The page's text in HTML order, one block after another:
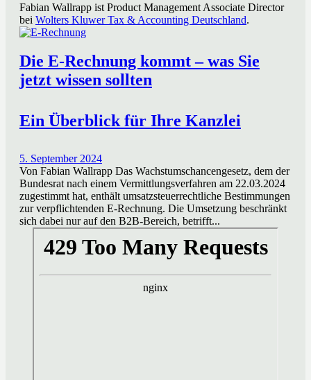
Fabian Wallrapp ist Product Management Associate Director
bei Wolters Kluwer Tax & Accounting Deutschland.
Die E-Rechnung kommt – was Sie
jetzt wissen sollten
Ein Überblick für Ihre Kanzlei
5. September 2024
Von Fabian Wallrapp Das Wachstumschancengesetz, dem der
Bundesrat nach einem Vermittlungsverfahren am 22.03.2024
zugestimmt hat, enthält umsatzsteuerrechtliche Bestimmungen
zur verpflichtenden E-Rechnung. Die Umsetzung beschränkt
sich dabei nur auf den B2B-Bereich, betrifft...